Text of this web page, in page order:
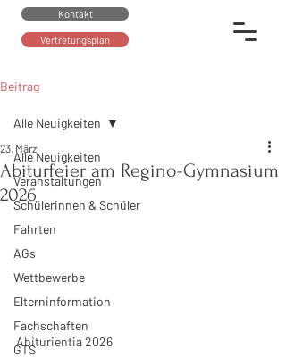
Kontakt
Vertretungsplan
Beitrag
Alle Neuigkeiten
Veranstaltungen
Schülerinnen & Schüler
Fahrten
AGs
Wettbewerbe
Elterninformation
Fachschaften
GTS
Alle Neuigkeiten
Abiturfeier am Regino-Gymnasium
2026
23. März
Abiturientia 2026